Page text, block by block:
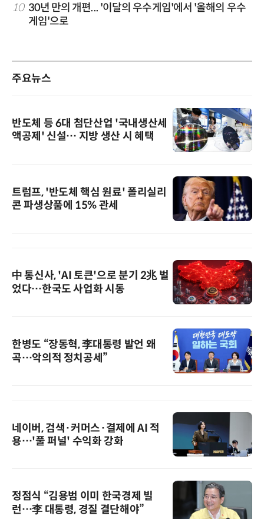
10 30년 만의 개편... '이달의 우수게임'에서 '올해의 우수
게임'으로
주요뉴스
반도체 등 6대 첨단산업 '국내생산세
액공제' 신설… 지방 생산 시 혜택
트럼프, '반도체 핵심 원료' 폴리실리
콘 파생상품에 15% 관세
中 통신사, 'AI 토큰'으로 분기 2兆 벌
었다…한국도 사업화 시동
한병도 “장동혁, 李대통령 발언 왜
곡…악의적 정치공세”
네이버, 검색·커머스·결제에 AI 적
용…'풀 퍼널' 수익화 강화
정점식 “김용범 이미 한국경제 빌
런…李 대통령, 경질 결단해야”